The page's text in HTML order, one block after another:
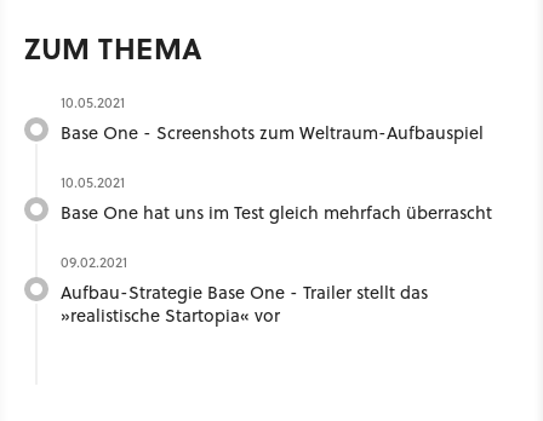
ZUM THEMA
10.05.2021
Base One - Screenshots zum Weltraum-Aufbauspiel
10.05.2021
Base One hat uns im Test gleich mehrfach überrascht
09.02.2021
Aufbau-Strategie Base One - Trailer stellt das
»realistische Startopia« vor